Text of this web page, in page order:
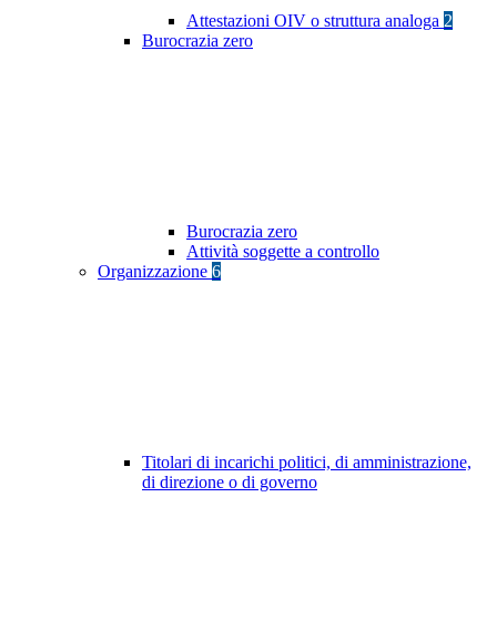
Attestazioni OIV o struttura analoga 2
Burocrazia zero
Burocrazia zero
Attività soggette a controllo
Organizzazione 6
Titolari di incarichi politici, di amministrazione,
di direzione o di governo